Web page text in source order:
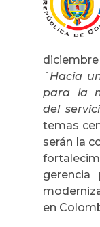
´Hacia
para la
del
temas
serán la
gerencia
en